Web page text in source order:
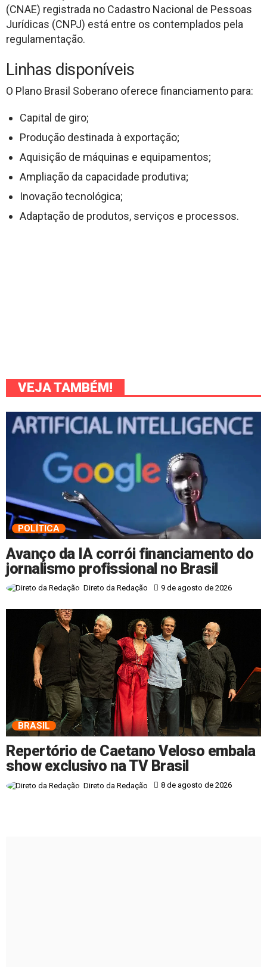
(CNAE) registrada no Cadastro Nacional de Pessoas
Jurídicas (CNPJ) está entre os contemplados pela
regulamentação.
Linhas disponíveis
O Plano Brasil Soberano oferece financiamento para:
Capital de giro;
Produção destinada à exportação;
Aquisição de máquinas e equipamentos;
Ampliação da capacidade produtiva;
Inovação tecnológica;
Adaptação de produtos, serviços e processos.
VEJA TAMBÉM!
POLÍTICA
Avanço da IA corrói financiamento do
jornalismo profissional no Brasil
Direto da Redação 9 de agosto de 2026
BRASIL
Repertório de Caetano Veloso embala
show exclusivo na TV Brasil
Direto da Redação 8 de agosto de 2026